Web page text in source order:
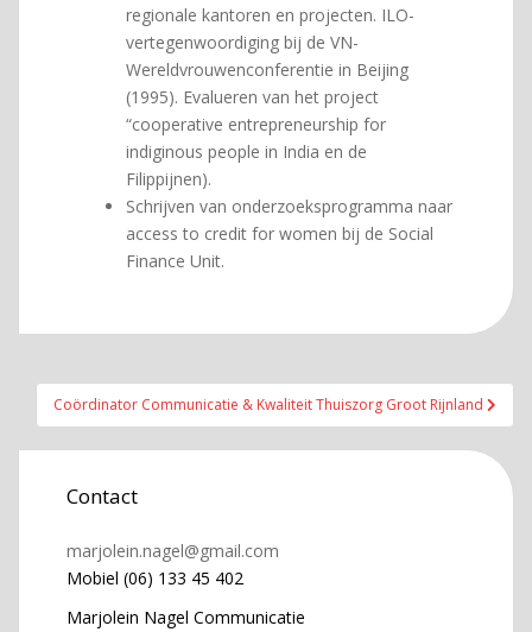
regionale kantoren en projecten. ILO-
vertegenwoordiging bij de VN-
Wereldvrouwenconferentie in Beijing
(1995). Evalueren van het project
“cooperative entrepreneurship for
indiginous people in India en de
Filippijnen).
Schrijven van onderzoeksprogramma naar
access to credit for women bij de Social
Finance Unit.
Bericht
navigatie
Coördinator Communicatie & Kwaliteit Thuiszorg Groot Rijnland
Contact
marjolein.nagel@gmail.com
Mobiel (06) 133 45 402
Marjolein Nagel Communicatie